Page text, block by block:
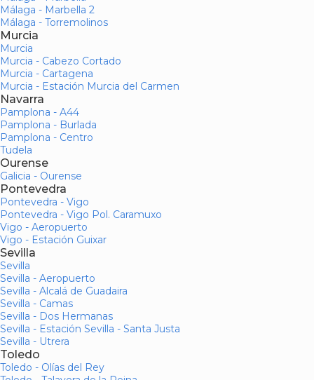
Málaga - Marbella 2
Málaga - Torremolinos
Murcia
Murcia
Murcia - Cabezo Cortado
Murcia - Cartagena
Murcia - Estación Murcia del Carmen
Navarra
Pamplona - A44
Pamplona - Burlada
Pamplona - Centro
Tudela
Ourense
Galicia - Ourense
Pontevedra
Pontevedra - Vigo
Pontevedra - Vigo Pol. Caramuxo
Vigo - Aeropuerto
Vigo - Estación Guixar
Sevilla
Sevilla
Sevilla - Aeropuerto
Sevilla - Alcalá de Guadaira
Sevilla - Camas
Sevilla - Dos Hermanas
Sevilla - Estación Sevilla - Santa Justa
Sevilla - Utrera
Toledo
Toledo - Olías del Rey